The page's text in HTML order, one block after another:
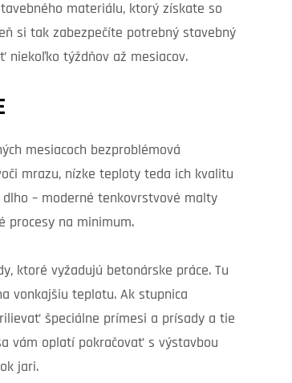
materiálu, ktorý získate so
si tak zabezpečíte potrebný stavebný
niekoľko týždňov až mesiacov.
mesiacoch bezproblémová
mrazu, nízke teploty teda ich kvalitu
– moderné tenkovrstvové malty
procesy na minimum.
ktoré vyžadujú betonárske práce. Tu
vonkajšiu teplotu. Ak stupnica
špeciálne prímesi a prísady a tie
vám oplatí pokračovať s výstavbou
jari.